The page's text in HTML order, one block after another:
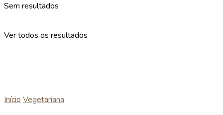
Sem resultados
Ver todos os resultados
Início Vegetariana